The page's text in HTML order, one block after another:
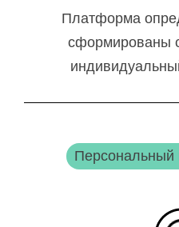
Платформа
сформированы
Персональный